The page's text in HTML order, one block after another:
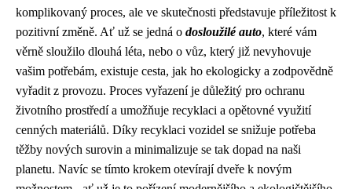
komplikovaný proces, ale ve skutečnosti představuje příležitost k
pozitivní změně. Ať už se jedná o dosloužilé auto, které vám
věrně sloužilo dlouhá léta, nebo o vůz, který již nevyhovuje
vašim potřebám, existuje cesta, jak ho ekologicky a zodpovědně
vyřadit z provozu. Proces vyřazení je důležitý pro ochranu
životního prostředí a umožňuje recyklaci a opětovné využití
cenných materiálů. Díky recyklaci vozidel se snižuje potřeba
těžby nových surovin a minimalizuje se tak dopad na naši
planetu. Navíc se tímto krokem otevírají dveře k novým